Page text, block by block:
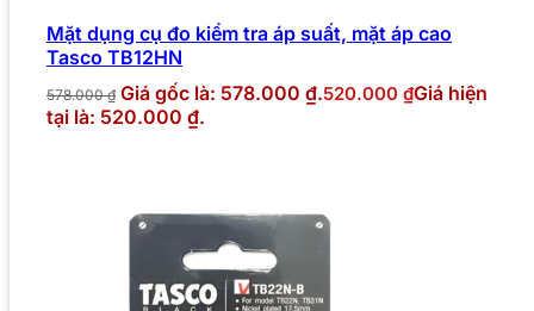
Mặt dụng cụ đo kiểm tra áp suất, mặt áp cao
Tasco TB12HN
578.000₫ Giá gốc là: 578.000 ₫.520.000 ₫Giá hiện
tại là: 520.000 ₫.